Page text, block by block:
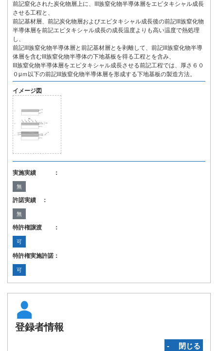
前記窒化された炭化物層上に、III族窒化物半導体層をエピタキシャル成長
させる工程と、
前記基材層、前記炭化物層およびエピタキシャル成長後の前記III族窒化物
半導体層を前記エピタキシャル成長の成長温度よりも高い温度で熱処理
し、
前記III族窒化物半導体層と前記基材層とを剥離して、前記III族窒化物半導
体層を含むIII族窒化物半導体の下地基板を得る工程とを含み、
III族窒化物半導体層をエピタキシャル成長させる前記工程では、厚さ６０
０μｍ以下の前記III族窒化物半導体層を形成する下地基板の製造方法。
イメージ図
実施実績 ：
無
許諾実績 ：
無
特許権譲渡 ：
可
特許権実施許諾：
可
登録者情報
‐ 閉じる